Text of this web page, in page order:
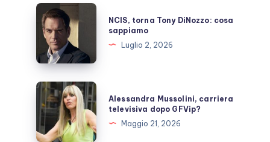
NCIS,
torna
Tony
DiNozzo:
cosa
sappiamo
NCIS, torna Tony DiNozzo: cosa
sappiamo
Luglio 2, 2026
Alessandra
Mussolini,
carriera
televisiva
Alessandra Mussolini, carriera
televisiva dopo GFVip?
Maggio 21, 2026